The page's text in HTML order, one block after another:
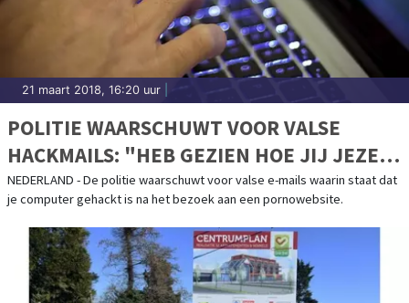
21 maart 2018, 16:20 uur
POLITIE WAARSCHUWT VOOR VALSE
HACKMAILS: "HEB GEZIEN HOE JIJ JEZELF
BEVREDIGT"
NEDERLAND - De politie waarschuwt voor valse e-mails waarin staat dat
je computer gehackt is na het bezoek aan een pornowebsite.